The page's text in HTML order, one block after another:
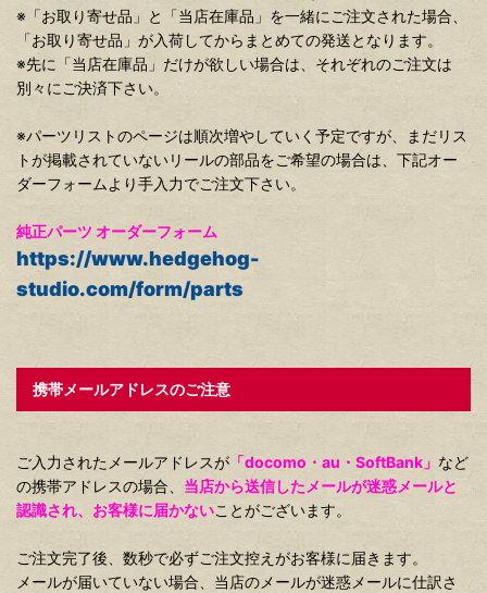
※「お取り寄せ品」と「当店在庫品」を一緒にご注文された場合、
「お取り寄せ品」が入荷してからまとめての発送となります。
※先に「当店在庫品」だけが欲しい場合は、それぞれのご注文は
別々にご決済下さい。
※パーツリストのページは順次増やしていく予定ですが、まだリス
トが掲載されていないリールの部品をご希望の場合は、下記オー
ダーフォームより手入力でご注文下さい。
純正パーツ オーダーフォーム
https://www.hedgehog-
studio.com/form/parts
携帯メールアドレスのご注意
ご入力されたメールアドレスが 「docomo・au・SoftBank」 など
の携帯アドレスの場合、 当店から送信したメールが迷惑メールと
認識され、お客様に届かないことがございます。
ご注文完了後、数秒で必ずご注文控えがお客様に届きます。
メールが届いていない場合、当店のメールが迷惑メールに仕訳さ